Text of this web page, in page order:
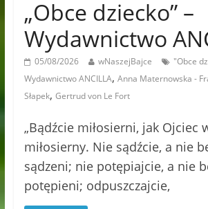
„Obce dziecko” –
Wydawnictwo
05/08/2026 wNaszejBajce
"Obce
Wydawnictwo ANCILLA, Anna Maternowska -
Słapek, Gertrud von Le Fort
„Bądźcie miłosierni, jak Ojciec
miłosierny. Nie sądźcie, a nie
sądzeni; nie potępiajcie, a nie
potępieni; odpuszczajcie,